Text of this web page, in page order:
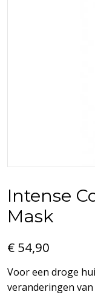
Intense
Mask
€ 54,90
Voor een droge
veranderingen